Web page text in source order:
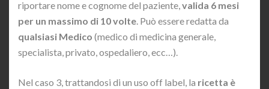
riportare nome e cognome del paziente,valida 6 mesi
per un massimo di 10 volte. Può essere redatta da
qualsiasi Medico (medico di medicina generale,
specialista, privato, ospedaliero, ecc…).
Nel caso 3, trattandosi di un uso off label, la ricetta è